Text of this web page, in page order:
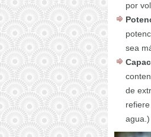
por
sea
de
agua.)